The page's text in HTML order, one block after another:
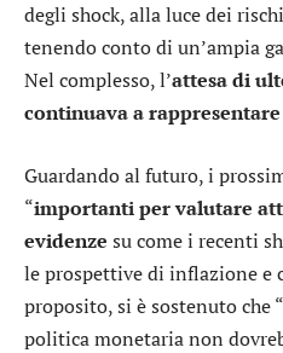
degli shock, alla luce dei
tenendo conto di un’ampia
Nel complesso, l’attesa di
continuava a
Guardando al futuro, i
“importanti per valutare
evidenze su come i recenti
le prospettive di inflazione e
proposito, si è sostenuto che
politica monetaria non